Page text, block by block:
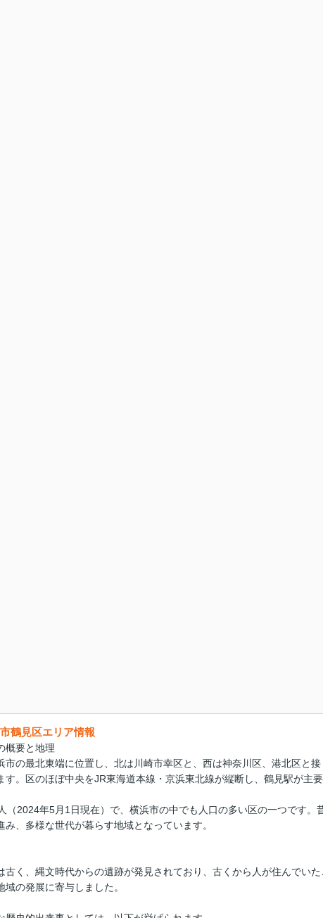
鶴見区エリア情報
概要と地理
市の最北東端に位置し、北は川崎市幸区と、西は神奈川区、港北区と
す。区のほぼ中央をJR東海道本線・京浜東北線が縦断し、鶴見駅が主
（2024年5月1日現在）で、横浜市の中でも人口の多い区の一つです
み、多様な世代が暮らす地域となっています。
古く、縄文時代からの遺跡が発見されており、古くから人が住んでい
域の発展に寄与しました。